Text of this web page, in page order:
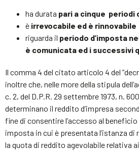
ha durata pari a cinque periodi
è irrevocabile ed è rinnovabile
riguarda il periodo d’imposta
è comunicata ed i successivi
Il comma 4 del citato articolo 4 del
inoltre che, nelle more della stipula
c. 2, del D.P.R. 29 settembre 1973, n.
determinano il reddito d’impresa
fine di consentire l’accesso al
imposta in cui è presentata l’istanza di
la quota di reddito agevolabile relativa